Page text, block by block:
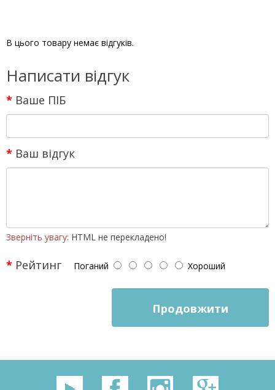
В цього товару немає відгуків.
Написати відгук
Ваше ПІБ
Ваш відгук
Зверніть увагу: HTML не перекладено!
Рейтинг Поганий Хороший
Продовжити